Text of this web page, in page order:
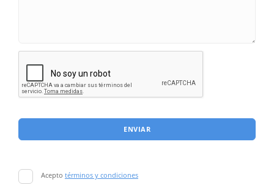
ENVIAR
Acepto términos y condiciones